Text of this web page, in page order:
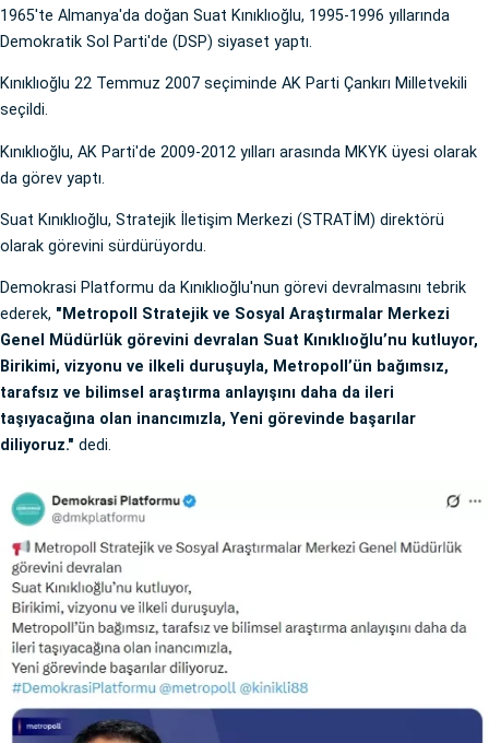
1965'te Almanya'da doğan Suat Kınıklıoğlu, 1995-1996 yıllarında
Demokratik Sol Parti'de (DSP) siyaset yaptı.
Kınıklıoğlu 22 Temmuz 2007 seçiminde AK Parti Çankırı Milletvekili
seçildi.
Kınıklıoğlu, AK Parti'de 2009-2012 yılları arasında MKYK üyesi olarak
da görev yaptı.
Suat Kınıklıoğlu, Stratejik İletişim Merkezi (STRATİM) direktörü
olarak görevini sürdürüyordu.
Demokrasi Platformu da Kınıklıoğlu'nun görevi devralmasını tebrik
ederek, "Metropoll Stratejik ve Sosyal Araştırmalar Merkezi
Genel Müdürlük görevini devralan Suat Kınıklıoğlu’nu kutluyor,
Birikimi, vizyonu ve ilkeli duruşuyla, Metropoll’ün bağımsız,
tarafsız ve bilimsel araştırma anlayışını daha da ileri
taşıyacağına olan inancımızla, Yeni görevinde başarılar
diliyoruz." dedi.